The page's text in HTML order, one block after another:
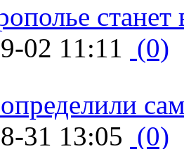
02 11:11 (0)
31 13:05 (0)